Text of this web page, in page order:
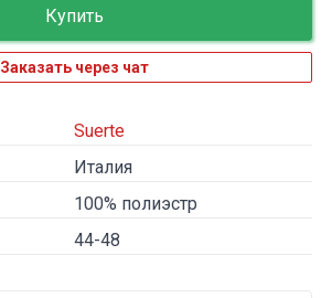
Заказать через чат
Suerte
Италия
100% полиэстр
44-48